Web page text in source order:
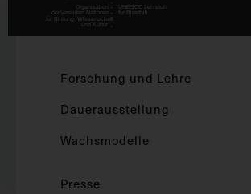
Forschung und Lehre
Dauerausstellung
Wachsmodelle
Presse